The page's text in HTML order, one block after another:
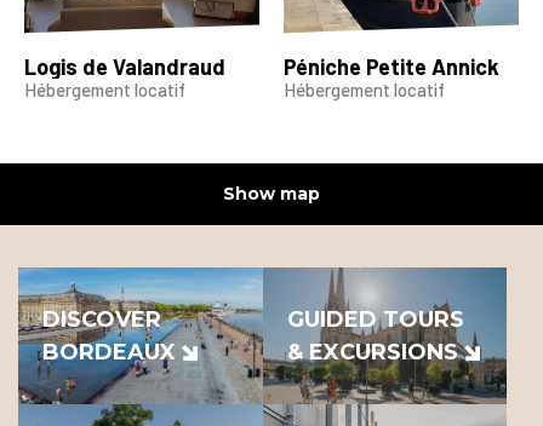
Logis de Valandraud
Hébergement locatif
Péniche Petite Annick
Hébergement locatif
Show map
DISCOVER
BORDEAUX
GUIDED TOURS
& EXCURSIONS